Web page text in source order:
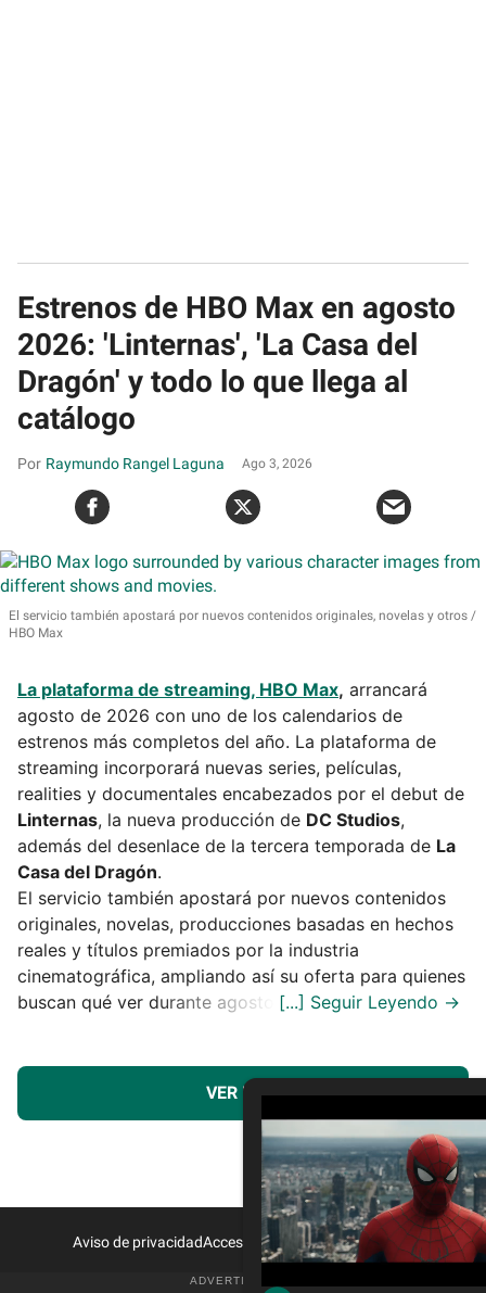
Estrenos de HBO Max en agosto
2026: 'Linternas', 'La Casa del
Dragón' y todo lo que llega al
catálogo
Raymundo Rangel Laguna Ago 3, 2026
El servicio también apostará por nuevos contenidos originales, novelas y otros
HBO Max
La plataforma de streaming, HBO Max, arrancará
agosto de 2026 con uno de los calendarios de
estrenos más completos del año. La plataforma de
streaming incorporará nuevas series, películas,
realities y documentales encabezados por el debut de
Linternas, la nueva producción de DC Studios,
además del desenlace de la tercera temporada de La
Casa del Dragón.
El servicio también apostará por nuevos contenidos
originales, novelas, producciones basadas en hechos
reales y títulos premiados por la industria
cinematográfica, ampliando así su oferta para quienes
buscan qué ver durante agosto.
VER MÁS
Aviso de privacidadAcceso a ProveedoresContacto